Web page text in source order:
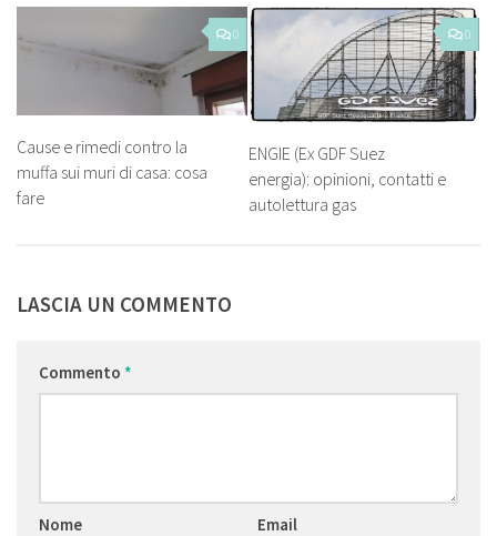
0
Cause e rimedi contro la
muffa sui muri di casa: cosa
fare
0
ENGIE (Ex GDF Suez
energia): opinioni, contatti e
autolettura gas
LASCIA UN COMMENTO
Commento *
Nome Email